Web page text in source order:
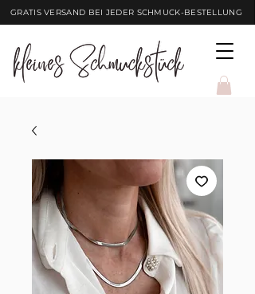
GRATIS VERSAND BEI JEDER SCHMUCK-BESTELLUNG